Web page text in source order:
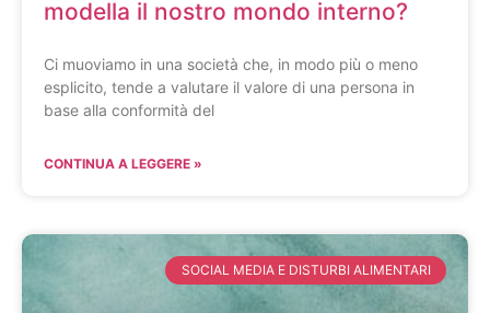
modella il nostro mondo interno?
Ci muoviamo in una società che, in modo più o meno
esplicito, tende a valutare il valore di una persona in
base alla conformità del
CONTINUA A LEGGERE »
SOCIAL MEDIA E DISTURBI ALIMENTARI